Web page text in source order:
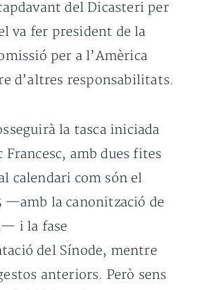
del Dicasteri per
va fer president de la
per a l’Amèrica
d’altres responsabilitats.
la tasca iniciada
Francesc, amb dues fites
calendari com són el
—amb la canonització de
i la fase
del Sínode, mentre
anteriors. Però sens